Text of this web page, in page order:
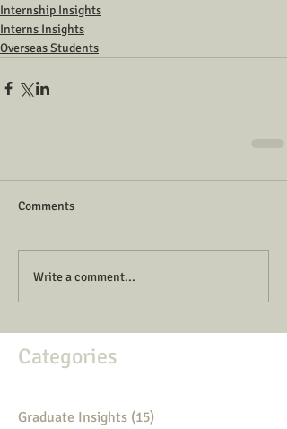
Internship Insights
Interns Insights
Overseas Students
Comments
Write a comment...
Categories
Graduate Insights (15)